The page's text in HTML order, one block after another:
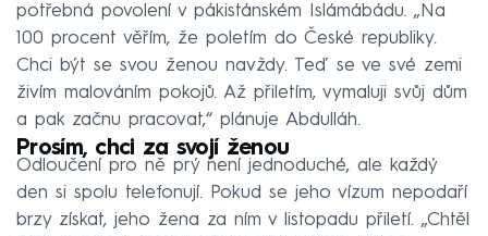
potřebná povolení v pákistánském Islámábádu. „Na
100 procent věřím, že poletím do České republiky.
Chci být se svou ženou navždy. Teď se ve své zemi
živím malováním pokojů. Až přiletím, vymaluji svůj dům
a pak začnu pracovat,“ plánuje Abdulláh.
Prosím, chci za svojí ženou
Odloučení pro ně prý není jednoduché, ale každý
den si spolu telefonují. Pokud se jeho vízum nepodaří
brzy získat, jeho žena za ním v listopadu přiletí. „Chtěl